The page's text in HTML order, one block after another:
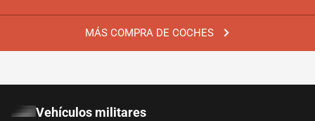
MÁS COMPRA DE COCHES
Vehículos militares